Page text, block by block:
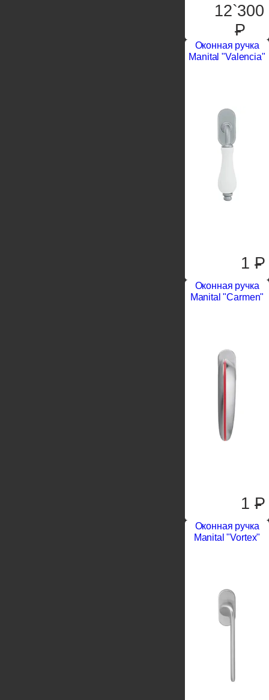
12`300
P
Оконная ручка
Manital "Valencia"
1P
Оконная ручка
Manital "Carmen"
1P
Оконная ручка
Manital "Vortex"